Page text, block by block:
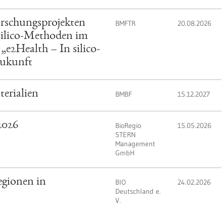
Methoden im
– In silico-
BMFTR 20.08.2026
BMBF 15.12.2027
BioRegio
STERN
Management
GmbH
15.05.2026
in
BIO
Deutschland e.
V.
24.02.2026